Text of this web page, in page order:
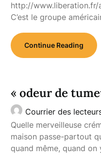
http://www.liberation.fr/
C’est le groupe
Continue Reading
« odeur de
Courrier des
Quelle merveilleuse
maison passe-partout
quand même, quand